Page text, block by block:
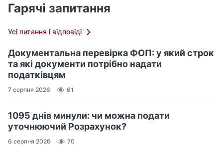
Гарячі запитання
Усі питання і відповіді
Документальна перевірка ФОП: у який строк
та які документи потрібно надати
податківцям
7 серпня 2026 61
1095 днів минули: чи можна подати
уточнюючий Розрахунок?
6 серпня 2026 70